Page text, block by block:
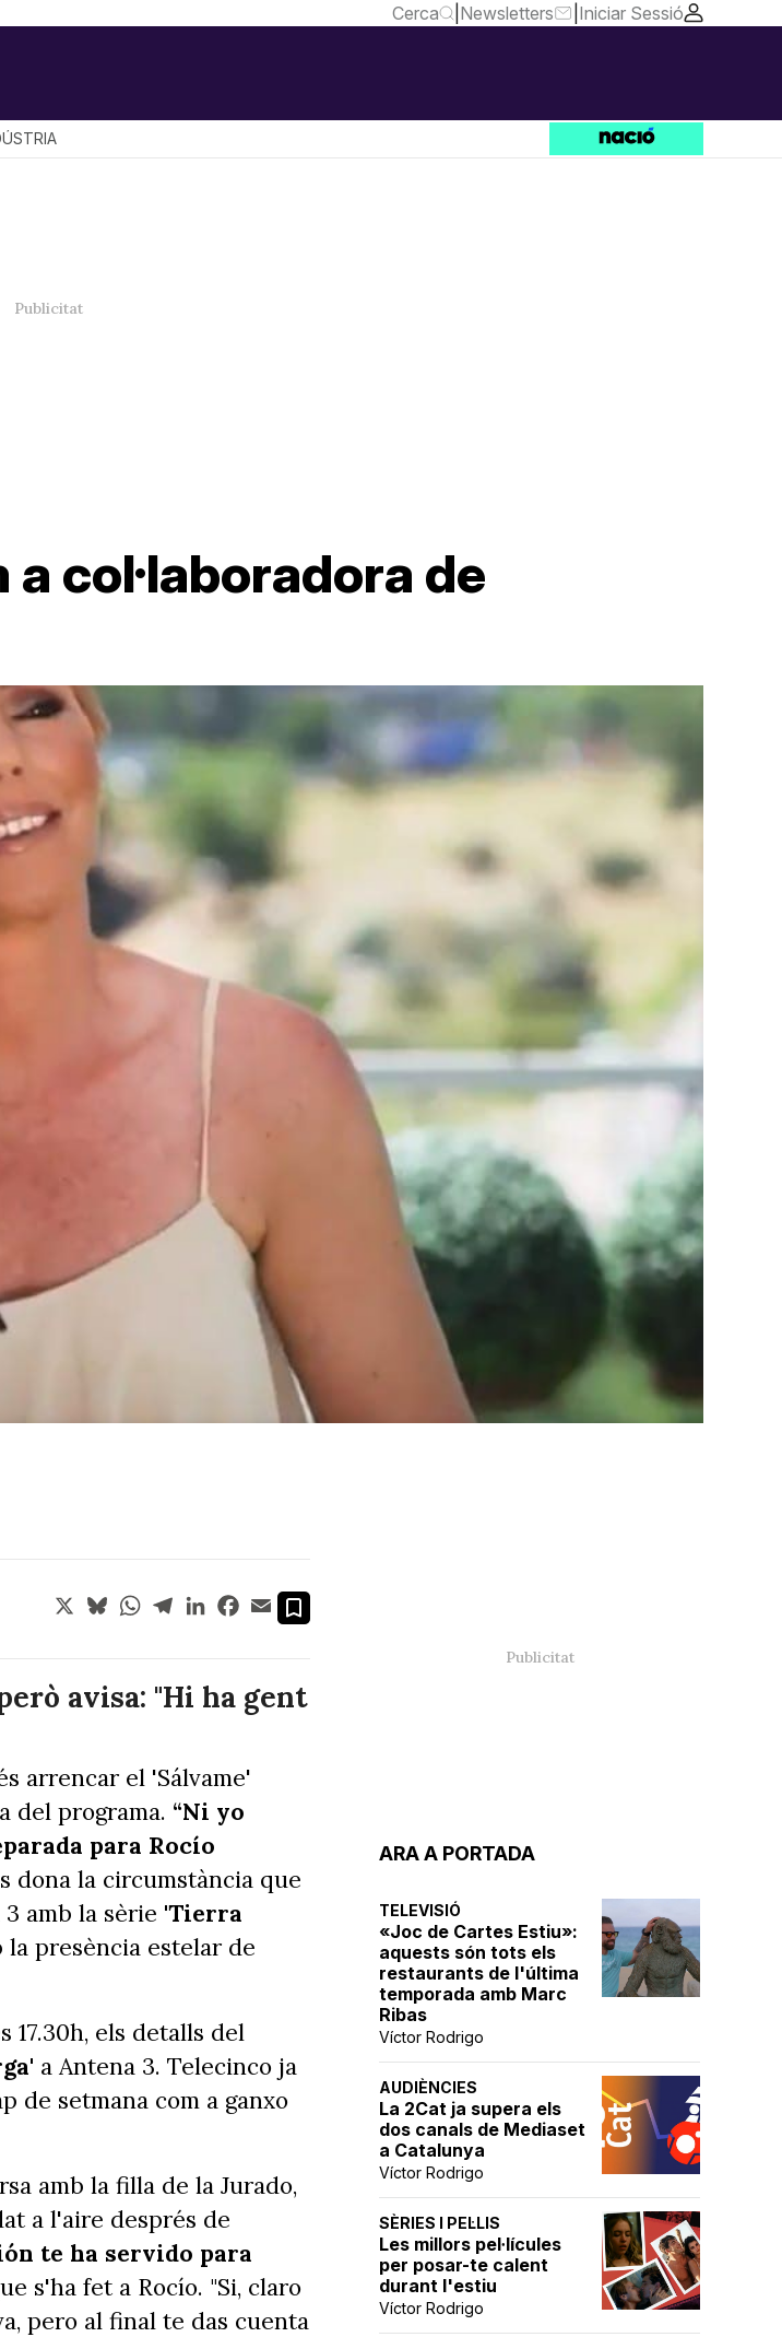
Cerca Newsletters Iniciar Sessió
col·laboradora de
ARA A PORTADA
TELEVISIÓ
«Joc de Cartes Estiu»:
aquests són tots els
restaurants de l'última
temporada amb Marc
Ribas
Víctor Rodrigo
AUDIÈNCIES
La 2Cat ja supera els
dos canals de Mediaset
a Catalunya
Víctor Rodrigo
SÈRIES I PEL·LIS
Les millors pel·lícules
per posar-te calent
durant l'estiu
Víctor Rodrigo
X BlueskyWhatsApp
TelegramLinkedInFacebook
Email
avisa: "Hi ha gent
arrencar el 'Sálvame'
del programa. “Ni yo
para Rocío
dona la circumstància que
amb la sèrie 'Tierra
presència estelar de
17.30h, els detalls del
a Antena 3. Telecinco ja
de setmana com a ganxo
amb la filla de la Jurado,
a l'aire després de
te ha servido para
s'ha fet a Rocío. "Si, claro
pero al final te das cuenta